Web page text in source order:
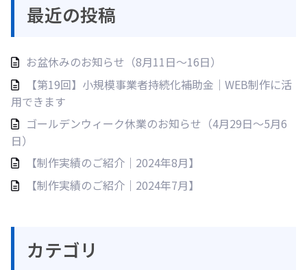
最近の投稿
お盆休みのお知らせ（8月11日〜16日）
【第19回】小規模事業者持続化補助金｜WEB制作に活
用できます
ゴールデンウィーク休業のお知らせ（4月29日〜5月6
日）
【制作実績のご紹介｜2024年8月】
【制作実績のご紹介｜2024年7月】
カテゴリ